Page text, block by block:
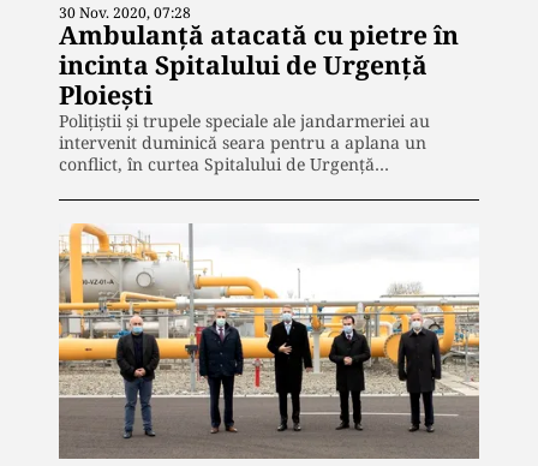
30 Nov. 2020, 07:28
Ambulanță atacată cu pietre în
incinta Spitalului de Urgență
Ploiești
Polițiștii și trupele speciale ale jandarmeriei au
intervenit duminică seara pentru a aplana un
conflict, în curtea Spitalului de Urgență…